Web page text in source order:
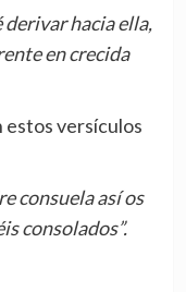
derivar hacia ella,
en crecida
estos versículos
consuela así os
consolados”.